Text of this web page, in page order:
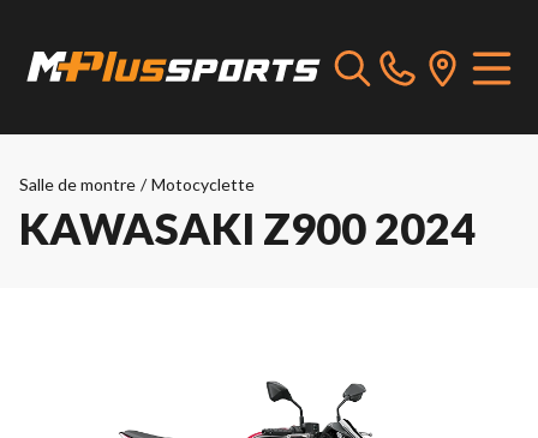
Salle de montre / Motocyclette
KAWASAKI Z900 2024